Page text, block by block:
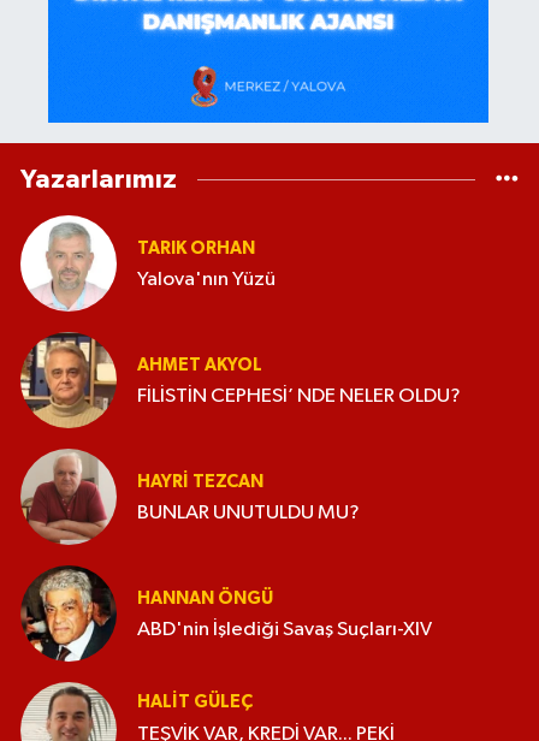
Yazarlarımız
TARIK ORHAN
Yalova'nın Yüzü
AHMET AKYOL
FİLİSTİN CEPHESİ’ NDE NELER OLDU?
HAYRI TEZCAN
BUNLAR UNUTULDU MU?
HANNAN ÖNGÜ
ABD'nin İşlediği Savaş Suçları-XIV
HALIT GÜLEÇ
TEŞVİK VAR, KREDİ VAR... PEKİ